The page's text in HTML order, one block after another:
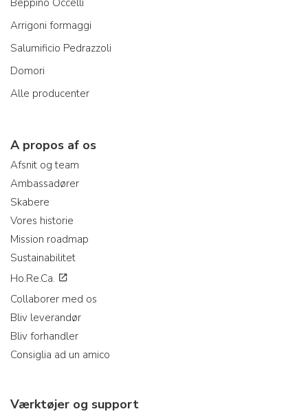
Arrigoni formaggi
Salumificio Pedrazzoli
Domori
Alle producenter
A propos af os
Afsnit og team
Ambassadører
Skabere
Vores historie
Mission roadmap
Sustainabilitet
Ho.Re.Ca.
Collaborer med os
Bliv leverandør
Bliv forhandler
Consiglia ad un amico
Værktøjer og support